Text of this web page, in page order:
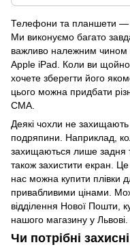
Телефони та планшети —
Ми виконуємо багато
важливо належним чином
Apple iPad. Коли ви
хочете зберегти його
цього можна придбати
СМА.
Деякі чохли не захищають
подряпини. Наприклад,
захищаються лише задня
також захистити екран.
нас можна купити плівки
привабливими цінами.
відділення Нової Пошти,
нашого магазину у Львові.
Чи потрібні